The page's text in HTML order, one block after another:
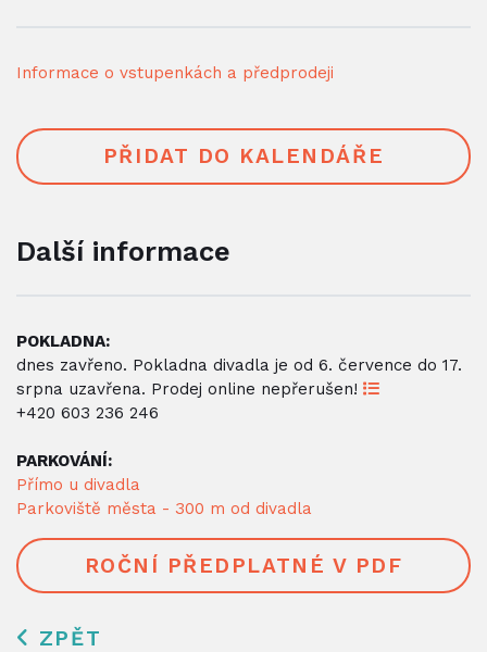
Informace o vstupenkách a předprodeji
PŘIDAT DO KALENDÁŘE
Další informace
POKLADNA:
dnes zavřeno. Pokladna divadla je od 6. července do 17.
srpna uzavřena. Prodej online nepřerušen!
+420 603 236 246
PARKOVÁNÍ:
Přímo u divadla
Parkoviště města - 300 m od divadla
ROČNÍ PŘEDPLATNÉ V PDF
ZPĚT